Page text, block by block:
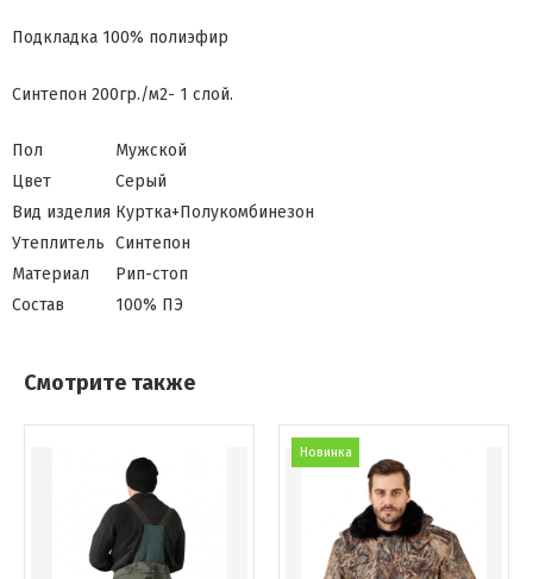
Подкладка 100% полиэфир
Синтепон 200гр./м2- 1 слой.
Пол
Мужской
Цвет
Серый
Вид изделия Куртка+Полукомбинезон
Утеплитель Синтепон
Материал
Рип-стоп
Состав
100% ПЭ
Смотрите также
Новинка